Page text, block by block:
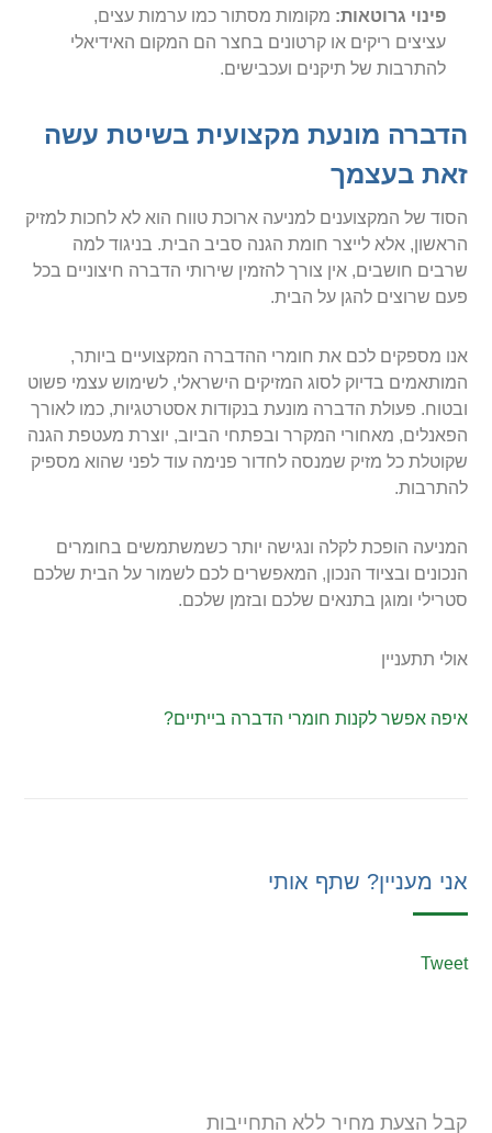
פינוי גרוטאות: מקומות מסתור כמו ערמות עצים,
עציצים ריקים או קרטונים בחצר הם המקום האידיאלי
להתרבות של תיקנים ועכבישים.
הדברה מונעת מקצועית בשיטת עשה
זאת בעצמך
הסוד של המקצוענים למניעה ארוכת טווח הוא לא לחכות למזיק
הראשון, אלא לייצר חומת הגנה סביב הבית. בניגוד למה
שרבים חושבים, אין צורך להזמין שירותי הדברה חיצוניים בכל
פעם שרוצים להגן על הבית.
אנו מספקים לכם את חומרי ההדברה המקצועיים ביותר,
המותאמים בדיוק לסוג המזיקים הישראלי, לשימוש עצמי פשוט
ובטוח. פעולת הדברה מונעת בנקודות אסטרטגיות, כמו לאורך
הפאנלים, מאחורי המקרר ובפתחי הביוב, יוצרת מעטפת הגנה
שקוטלת כל מזיק שמנסה לחדור פנימה עוד לפני שהוא מספיק
להתרבות.
המניעה הופכת לקלה ונגישה יותר כשמשתמשים בחומרים
הנכונים ובציוד הנכון, המאפשרים לכם לשמור על הבית שלכם
סטרילי ומוגן בתנאים שלכם ובזמן שלכם.
אולי תתעניין
איפה אפשר לקנות חומרי הדברה בייתיים?
אני מעניין? שתף אותי
Tweet
קבל הצעת מחיר ללא התחייבות